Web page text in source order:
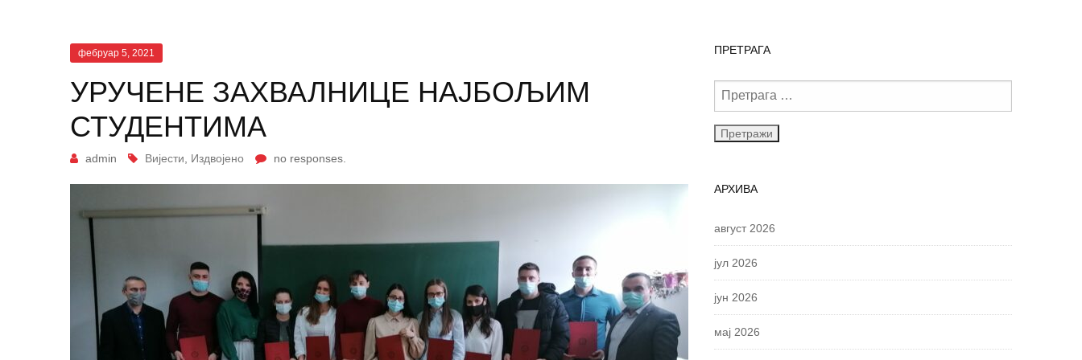
фебруар 5, 2021
УРУЧЕНЕ ЗАХВАЛНИЦЕ НАЈБОЉИМ
СТУДЕНТИМА
admin Вијести Издвојено no responses.
ПРЕТРАГА
АРХИВА
август 2026
јул 2026
јун 2026
мај 2026